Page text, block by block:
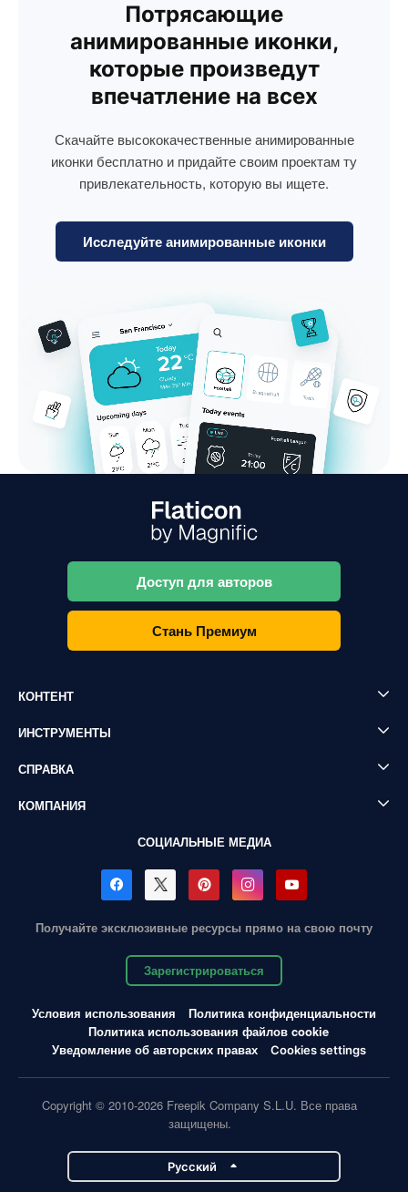
Потрясающие
анимированные иконки,
которые произведут
впечатление на всех
Скачайте высококачественные анимированные
иконки бесплатно и придайте своим проектам ту
привлекательность, которую вы ищете.
Исследуйте анимированные иконки
Доступ для авторов
Стань Премиум
КОНТЕНТ
ИНСТРУМЕНТЫ
СПРАВКА
КОМПАНИЯ
СОЦИАЛЬНЫЕ МЕДИА
Получайте эксклюзивные ресурсы прямо на свою почту
Зарегистрироваться
Условия использования
Политика конфиденциальности
Политика использования файлов cookie
Уведомление об авторских правах
Cookies settings
Copyright © 2010-2026 Freepik Company S.L.U. Все права
защищены.
Pусский